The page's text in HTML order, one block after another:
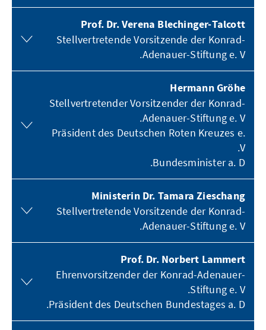
Prof. Dr. Verena Blechinger-Talcott
Stellvertretende Vorsitzende der Konrad-
Adenauer-Stiftung e. V.
Hermann Gröhe
Stellvertretender Vorsitzender der Konrad-
Adenauer-Stiftung e. V.
Präsident des Deutschen Roten Kreuzes e.
V.
Bundesminister a. D.
Ministerin Dr. Tamara Zieschang
Stellvertretende Vorsitzende der Konrad-
Adenauer-Stiftung e. V.
Prof. Dr. Norbert Lammert
Ehrenvorsitzender der Konrad-Adenauer-
Stiftung e. V.
Präsident des Deutschen Bundestages a. D.